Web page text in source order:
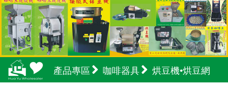
產品專區 咖啡器具 烘豆機•烘豆網